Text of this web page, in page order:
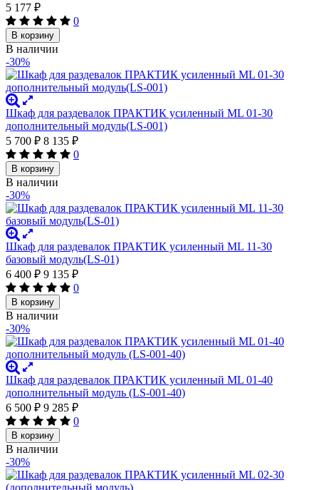
5 177 ₽
0
В корзину
В наличии
-30%
Шкаф для раздевалок ПРАКТИК усиленный ML 01-30
дополнительный модуль(LS-001)
5 700 ₽ 8 135 ₽
0
В корзину
В наличии
-30%
Шкаф для раздевалок ПРАКТИК усиленный ML 11-30
базовый модуль(LS-01)
6 400 ₽ 9 135 ₽
0
В корзину
В наличии
-30%
Шкаф для раздевалок ПРАКТИК усиленный ML 01-40
дополнительный модуль (LS-001-40)
6 500 ₽ 9 285 ₽
0
В корзину
В наличии
-30%